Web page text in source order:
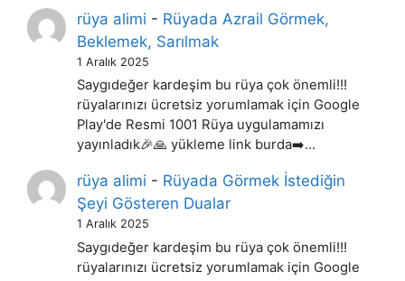
rüya alimi - Rüyada Azrail Görmek,
Beklemek, Sarılmak
1 Aralık 2025
Saygıdeğer kardeşim bu rüya çok önemli!!!
rüyalarınızı ücretsiz yorumlamak için Google
Play'de Resmi 1001 Rüya uygulamamızı
yayınladık🎉🙏 yükleme link burda➡️…
rüya alimi - Rüyada Görmek İstediğin
Şeyi Gösteren Dualar
1 Aralık 2025
Saygıdeğer kardeşim bu rüya çok önemli!!!
rüyalarınızı ücretsiz yorumlamak için Google